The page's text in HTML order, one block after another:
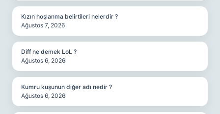
Kızın hoşlanma belirtileri nelerdir ?
Ağustos 7, 2026
Diff ne demek LoL ?
Ağustos 6, 2026
Kumru kuşunun diğer adı nedir ?
Ağustos 6, 2026